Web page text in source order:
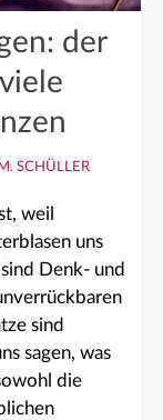
der
SCHÜLLER
weil
uns
Denk- und
sind
sagen, was
die